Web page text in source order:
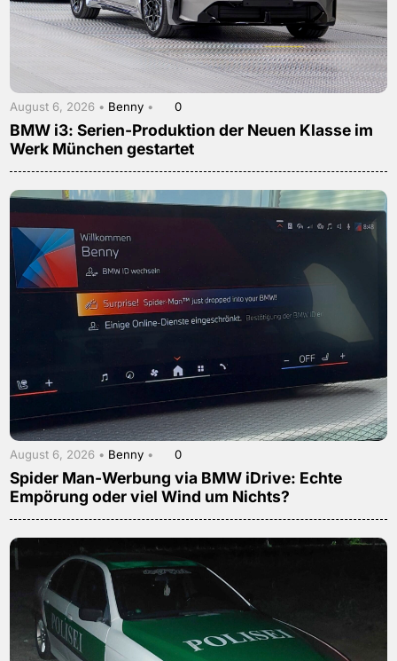
August 6, 2026 • Benny • 0
BMW i3: Serien-Produktion der Neuen Klasse im
Werk München gestartet
August 6, 2026 • Benny • 0
Spider Man-Werbung via BMW iDrive: Echte
Empörung oder viel Wind um Nichts?